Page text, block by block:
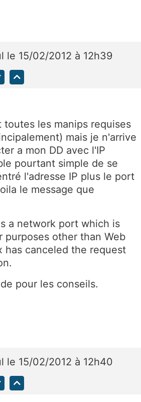
le 15/02/2012 à 12h39
toutes les manips requises
mais je n'arrive
a mon DD avec l'IP
pourtant simple de se
l'adresse IP plus le port
le message que
a network port which is
purposes other than Web
has canceled the request
pour les conseils.
le 15/02/2012 à 12h40